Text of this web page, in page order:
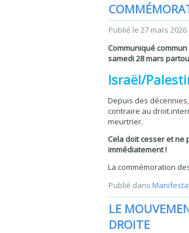
Publié le 27 mars 2026
Communiqué
samedi 28 mars
Israël/
Depuis des
contraire au droit
meurtrier.
Cela doit cesser et
immédiatement !
La commémoration
Publié dans
LE
DROITE